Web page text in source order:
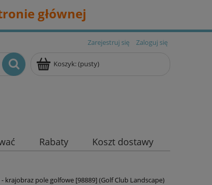
głównej
Zarejestruj się Zaloguj się
Koszyk:(pusty)
Rabaty Koszt dostawy
krajobraz pole golfowe [98889] (Golf Club Landscape)